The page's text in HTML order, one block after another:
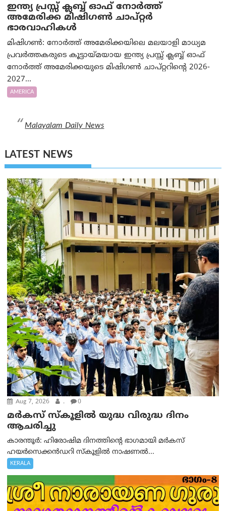
ഇന്ത്യ പ്രസ്സ് ക്ലബ്ബ് ഓഫ് നോർത്ത്
അമേരിക്ക മിഷിഗൺ ചാപ്റ്റർ
ഭാരവാഹികൾ
മിഷിഗൺ: നോർത്ത് അമേരിക്കയിലെ മലയാളി മാധ്യമ
പ്രവർത്തകരുടെ കൂട്ടായ്മയായ ഇന്ത്യ പ്രസ്സ് ക്ലബ്ബ് ഓഫ്
നോർത്ത് അമേരിക്കയുടെ മിഷിഗൺ ചാപ്റ്ററിന്റെ 2026-
2027...
AMERICA
Malayalam Daily News
LATEST NEWS
Aug 7, 2026 . 0
മർകസ് സ്കൂളിൽ യുദ്ധ വിരുദ്ധ ദിനം
ആചരിച്ചു
കാരന്തൂർ: ഹിരോഷിമ ദിനത്തിന്റെ ഭാഗമായി മർകസ്
ഹയർസെക്കൻഡറി സ്കൂളിൽ നാഷണൽ...
KERALA